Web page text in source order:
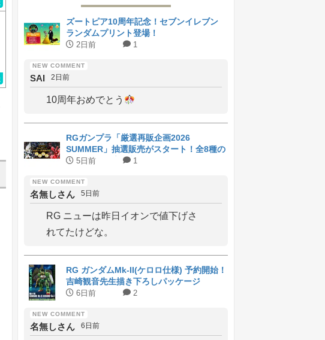
ズートピア10周年記念！セブンイレブン
ランダムプリント登場！
2日前 1
SAI 2日前
10周年おめでとう
RGガンプラ「厳選再販企画2026
SUMMER」抽選販売がスタート！全8種の
ラインナップと受付期間
5日前 1
名無しさん 5日前
RG ニューは昨日イオンで値下げさ
れてたけどな。
RG ガンダムMk-II(ケロロ仕様) 予約開始！
吉崎観音先生描き下ろしパッケージ
6日前 2
名無しさん 6日前